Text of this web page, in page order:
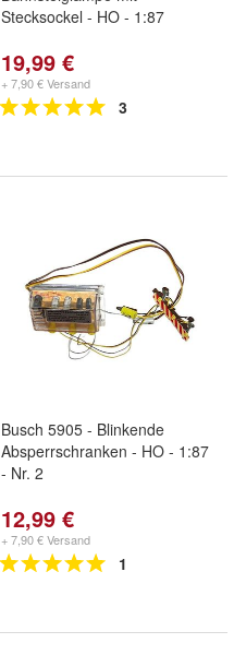
Stecksockel - HO - 1:87
19,99 €
+ 7,90 € Versand
3
Busch 5905 - Blinkende
Absperrschranken - HO - 1:87
- Nr. 2
12,99 €
+ 7,90 € Versand
1